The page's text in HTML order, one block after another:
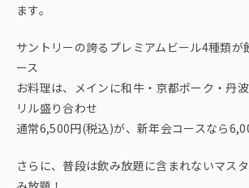
ます。
サントリーの誇るプレミアムビール4種類が
ース
お料理は、メインに和牛・京都ポーク・丹
リル盛り合わせ
通常6,500円(税込)が、新年会コースなら
さらに、普段は飲み放題に含まれないマス